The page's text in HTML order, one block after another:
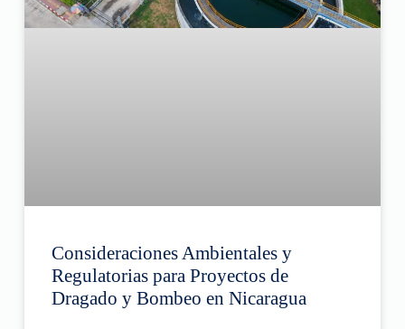
Consideraciones Ambientales y
Regulatorias para Proyectos de
Dragado y Bombeo en Nicaragua